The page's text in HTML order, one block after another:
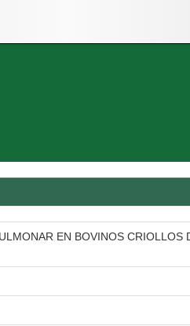
EN BOVINOS